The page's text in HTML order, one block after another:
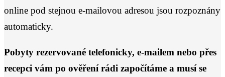
online pod stejnou e-mailovou adresou jsou rozpoznány
automaticky.
Pobyty rezervované telefonicky, e-mailem nebo přes
recepci vám po ověření rádi započítáme a musí se